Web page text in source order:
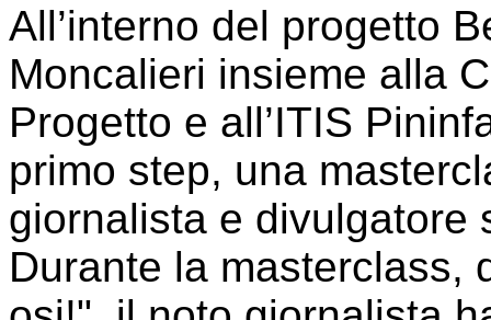
All’interno del progetto
Moncalieri insieme alla
Progetto e all’ITIS
primo step, una
giornalista e divulgatore
Durante la masterclass,